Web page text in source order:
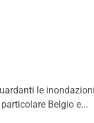
le
Belgio e...